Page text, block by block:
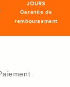
Garantie de
remboursement